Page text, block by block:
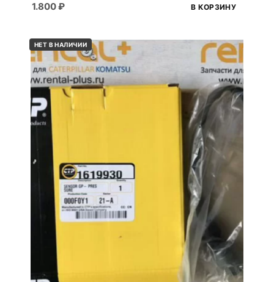
1.800₽ В КОРЗИНУ
НЕТ В НАЛИЧИИ